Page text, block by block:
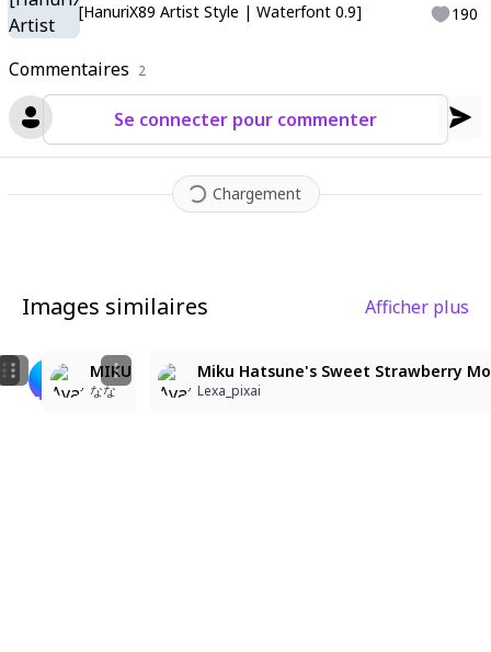
Commentaires 2
Se connecter pour commenter
Chargement
[HanuriX89 Artist Style | Waterfont 0.9] 190
Images similaires Afficher plus
いちごをテーマにした和服風の少女
しお
Hatsune Miku's Sweet Strawberry Moment!
Lexa_pixai
MIKU
なな
Miku Hatsune's Sweet Strawberry
Lexa_pixai